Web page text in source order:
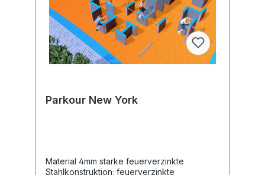
Parkour New York
Material 4mm starke feuerverzinkte
Stahlkonstruktion; feuerverzinkte